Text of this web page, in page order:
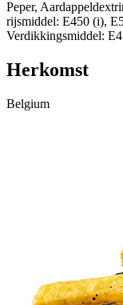
Peper,
rijsmiddel: E450 (i),
Verdikkingsmiddel:
Herkomst
Belgium